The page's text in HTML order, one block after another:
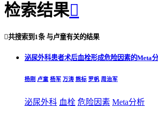
检索结果
共搜索到 1条与卢童有关的结果
泌尿外科患者术后血栓形成危险因素的Meta
杨刚 卢童 杨军 万涛 熊标 罗帆 周治军
泌尿外科 血栓 危险因素 Meta分析